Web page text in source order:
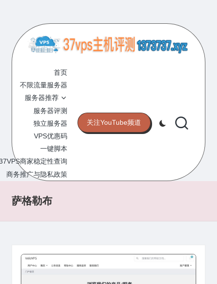
content
7
V
P
S
主
机
评
测
的
VPS
网
站
首页
不限流量服务器
服务器推荐
服务器评测
独立服务器
VPS优惠码
一键脚本
商家稳定性查询
商务推广与隐私政策
关注YouTube频道
萨格勒布